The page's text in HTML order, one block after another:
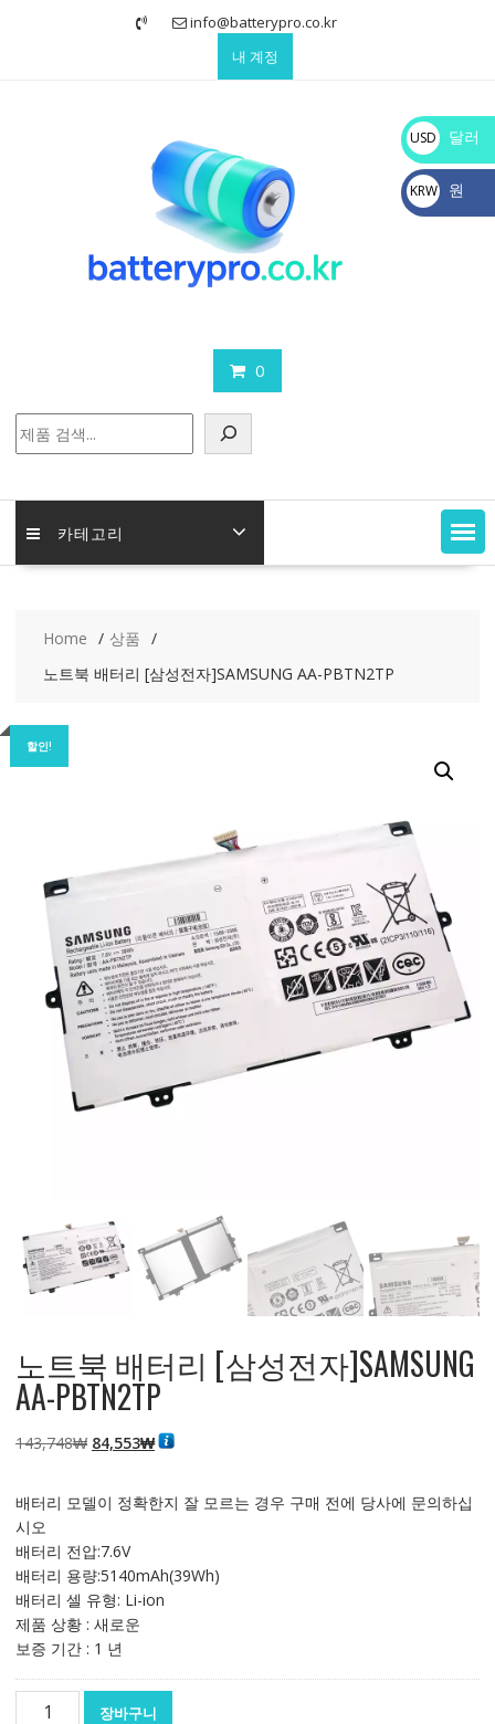
info@batterypro.co.kr
내 계정
0
색
카테고리
Home
상품
노트북 배터리 [삼성전자]SAMSUNG AA-PBTN2TP
할인!
노트북 배터리 [삼성전자]SAMSUNG
AA-PBTN2TP
143,748₩ 원
격:
84,553₩현
격:
배터리 모델이 정확한지 잘 모르는 경우 구매 전에 당사에 문의하십
시오
배터리 전압:7.6V
배터리 용량:5140mAh(39Wh)
배터리 셀 유형: Li-ion
제품 상황 : 새로운
보증 기간 : 1 년
장바구니
USD
$
달러
KRW
₩
원